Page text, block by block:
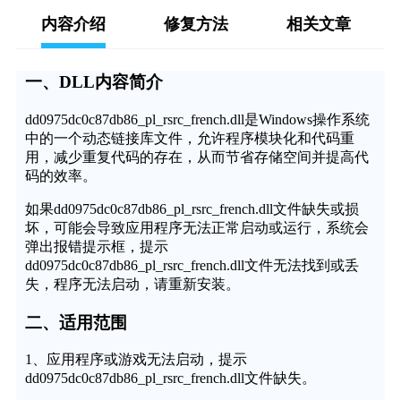
内容介绍 修复方法 相关文章
一、DLL内容简介
dd0975dc0c87db86_pl_rsrc_french.dll是Windows操作系统
中的一个动态链接库文件，允许程序模块化和代码重
用，减少重复代码的存在，从而节省存储空间并提高代
码的效率。
如果dd0975dc0c87db86_pl_rsrc_french.dll文件缺失或损
坏，可能会导致应用程序无法正常启动或运行，系统会
弹出报错提示框，提示
dd0975dc0c87db86_pl_rsrc_french.dll文件无法找到或丢
失，程序无法启动，请重新安装。
二、适用范围
1、应用程序或游戏无法启动，提示
dd0975dc0c87db86_pl_rsrc_french.dll文件缺失。